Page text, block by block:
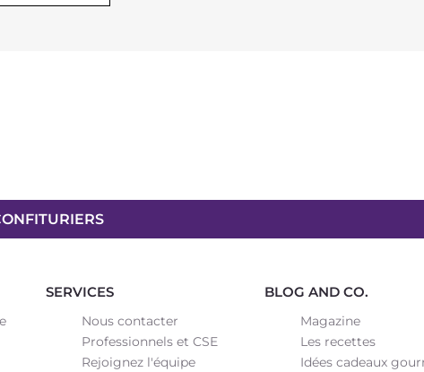
SERVICES
Nous contacter
Professionnels et CSE
Rejoignez l'équipe
BLOG AND CO.
Magazine
Les recettes
Idées cadeaux